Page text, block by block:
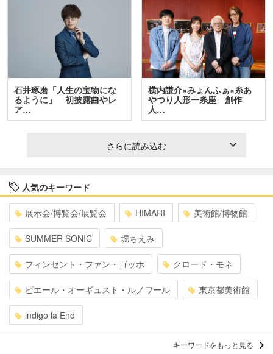
石井琢磨「人生の宝物にな
るように」 初披露曲やレ
ア…
横内謙介×みょんふぁ×糸あ
やつり人形一糸座 創作
人…
さらに読み込む
人気のキーワード
展示会/博覧会/展覧会 HIMARI 美術館/博物館
SUMMER SONIC 堀ちえみ
フィンセント・ファン・ゴッホ クロード・モネ
ピエール・オーギュスト・ルノワール 東京都美術館
indigo la End
キーワードをもっと見る